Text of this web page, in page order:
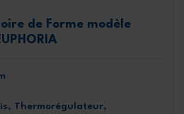
de Forme modèle
Thermorégulateur,